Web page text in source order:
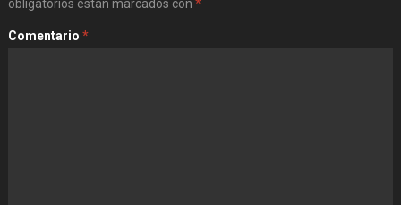
obligatorios están marcados con *
Comentario *